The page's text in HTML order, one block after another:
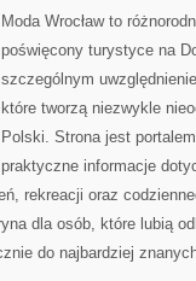
Moda Wrocław to
poświęcony turystyce na
szczególnym
które tworzą niezwykle
Polski. Strona jest
praktyczne informacje
rekreacji oraz
dla osób, które lubią
do najbardziej